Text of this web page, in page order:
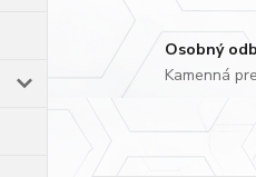
Osobný
Kamenná